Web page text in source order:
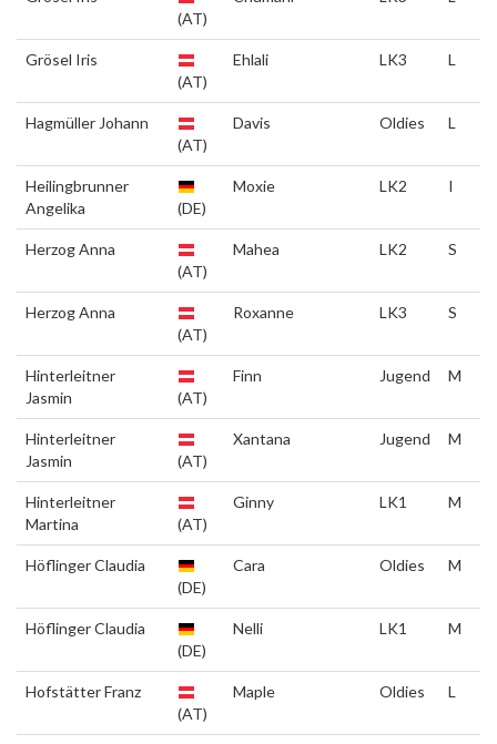
(AT)
Grösel Iris
(AT)
Ehlali LK3 L
Hagmüller Johann
(AT)
Davis Oldies L
Heilingbrunner
Angelika
(DE)
Moxie LK2 I
Herzog Anna
(AT)
Mahea LK2 S
Herzog Anna
(AT)
Roxanne LK3 S
Hinterleitner
Jasmin
(AT)
Finn Jugend M
Hinterleitner
Jasmin
(AT)
Xantana Jugend M
Hinterleitner
Martina
(AT)
Ginny LK1 M
Höflinger Claudia
(DE)
Cara Oldies M
Höflinger Claudia
(DE)
Nelli LK1 M
Hofstätter Franz
(AT)
Maple Oldies L